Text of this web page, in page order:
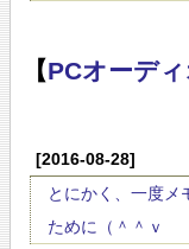
【PCオーデ
[2016-08-28]
とにかく、一度メ
ために（＾＾ｖ